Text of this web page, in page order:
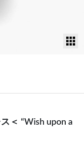
＜ “Wish upon a